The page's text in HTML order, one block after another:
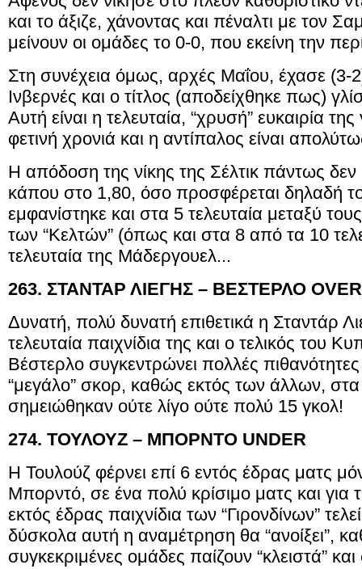
και το άξιζε, χάνοντας και πέναλτι με τον
μείνουν οι ομάδες το 0-0, που εκείνη την
Στη συνέχεια όμως, αρχές Μαΐου, έχασε
Ινβερνές και ο τίτλος (αποδείχθηκε πως)
Αυτή είναι η τελευταία, “χρυσή” ευκαιρία
φετινή χρονιά και η αντίπαλος είναι
Η απόδοση της νίκης της Σέλτικ πάντως
κάπου στο 1,80, όσο προσφέρεται δηλαδή
εμφανίστηκε και στα 5 τελευταία μεταξύ
των “Κελτών” (όπως και στα 8 από τα 10
τελευταία της Μάδεργουελ...
263. ΣΤΑΝΤΑΡ ΛΙΕΓΗΣ – ΒΕΣΤΕΡΛΟ OVER
Δυνατή, πολύ δυνατή επιθετικά η Σταντάρ
τελευταία παιχνίδια της και ο τελικός του
Βέστερλο συγκεντρώνει πολλές
“μεγάλο” σκορ, καθώς εκτός των άλλων,
σημειώθηκαν ούτε λίγο ούτε πολύ 15 γκολ!
274. ΤΟΥΛΟΥΖ – ΜΠΟΡΝΤΟ UNDER
Η Τουλούζ φέρνει επί 6 εντός έδρας ματς
Μπορντό, σε ένα πολύ κρίσιμο ματς και για
εκτός έδρας παιχνίδια των “Γιρονδίνων”
δύσκολα αυτή η αναμέτρηση θα “ανοίξει”,
συγκεκριμένες ομάδες παίζουν “κλειστά”